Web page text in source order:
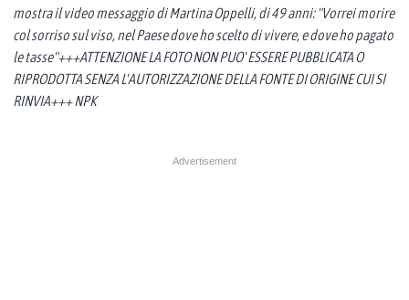
mostra il video messaggio di Martina Oppelli, di 49 anni: "Vorrei morire
col sorriso sul viso, nel Paese dove ho scelto di vivere, e dove ho pagato
le tasse"+++ATTENZIONE LA FOTO NON PUO' ESSERE PUBBLICATA O
RIPRODOTTA SENZA L'AUTORIZZAZIONE DELLA FONTE DI ORIGINE CUI SI
RINVIA+++ NPK